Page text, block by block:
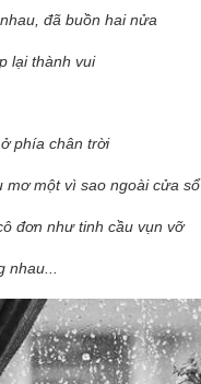
đã buồn hai nửa
lại thành vui
phía chân trời
mơ một vì sao ngoài cửa sổ
đơn như tinh cầu vụn vỡ